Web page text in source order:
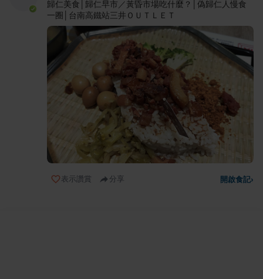
歸仁美食│歸仁早市／黃昏市場吃什麼？│偽歸仁人慢食
一圈│台南高鐵站三井ＯＵＴＬＥＴ
表示讚賞 分享 開啟食記›